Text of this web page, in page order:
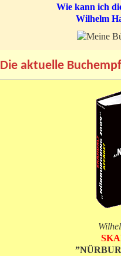
Wie kann ich
Wilhelm
Die aktuelle